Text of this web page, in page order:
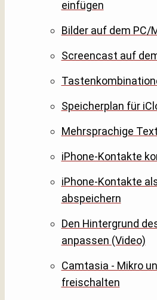
einfügen
Bilder auf dem PC/
Screencast auf
Speicherplan für
Mehrsprachige
iPhone-Kontakte
iPhone-Kontakte
abspeichern
Den Hintergrund
anpassen (Video)
Camtasia - Mikro
freischalten